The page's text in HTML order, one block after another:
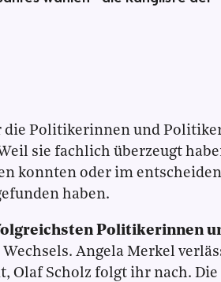
die Politikerinnen und
sie fachlich überzeugt
konnten oder im
haben.
Politikerinnen
Wechsels. Angela Merkel
Olaf Scholz folgt ihr nach. Die